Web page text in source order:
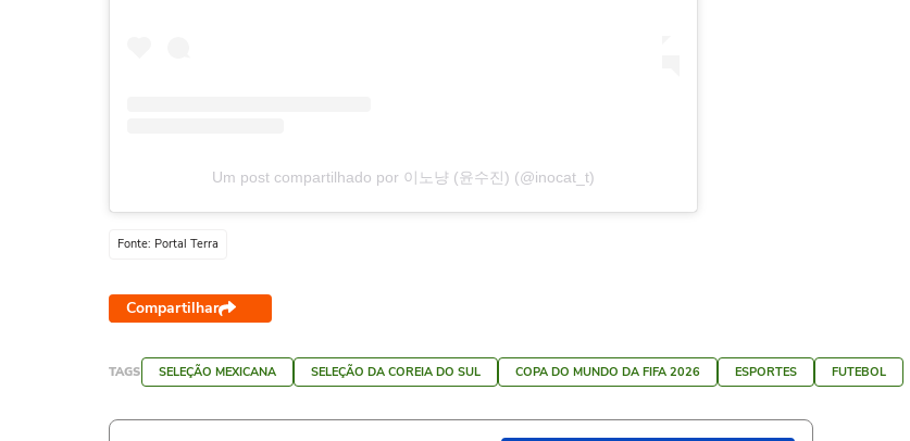
Um post compartilhado por 이노냥 (윤수진) (@inocat_t)
Fonte: Portal Terra
Compartilhar
TAGS SELEÇÃO MEXICANA SELEÇÃO DA COREIA DO SUL COPA DO MUNDO DA FIFA 2026 ESPORTES FUTEBOL